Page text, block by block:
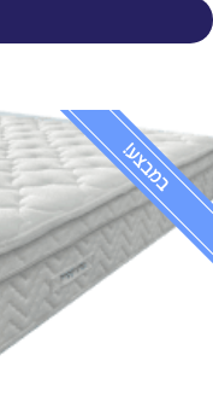
במבצע!